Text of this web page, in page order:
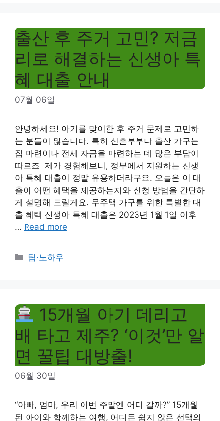
출산 후 주거 고민? 저금
리로 해결하는 신생아 특
혜 대출 안내
07월 06일
안녕하세요! 아기를 맞이한 후 주거 문제로 고민하
는 분들이 많습니다. 특히 신혼부부나 출산 가구는
집 마련이나 전세 자금을 마련하는 데 많은 부담이
따르죠. 제가 경험해보니, 정부에서 지원하는 신생
아 특혜 대출이 정말 유용하더라구요. 오늘은 이 대
출이 어떤 혜택을 제공하는지와 신청 방법을 간단하
게 설명해 드릴게요. 무주택 가구를 위한 특별한 대
출 혜택 신생아 특혜 대출은 2023년 1월 1일 이후
… Read more
Categories
팁·노하우
15개월 아기 데리고
배 타고 제주? ‘이것’만 알
면 꿀팁 대방출!
06월 30일
“아빠, 엄마, 우리 이번 주말엔 어디 갈까?” 15개월
된 아이와 함께하는 여행, 어디든 쉽지 않은 선택의